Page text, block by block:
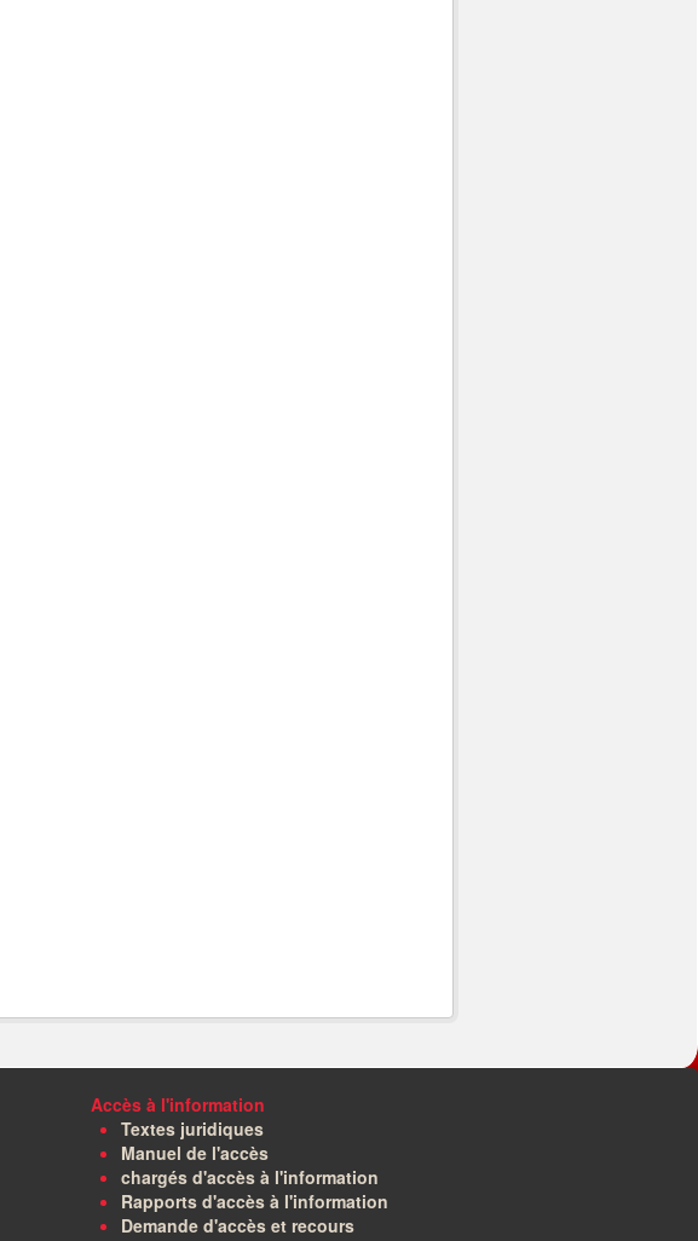
Accès à l'information
Textes juridiques
Manuel de l'accès
chargés d'accès à l'information
Rapports d'accès à l'information
Demande d'accès et recours